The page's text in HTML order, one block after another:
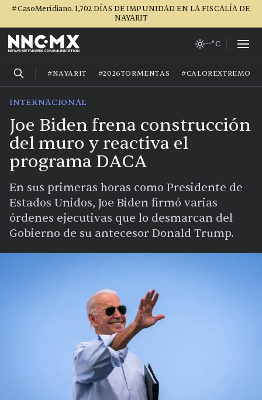
#CasoMeridiano. 1,702 DÍAS DE IMPUNIDAD EN LA FISCALÍA DE
NAYARIT
--°C
#NAYARIT #2026TORMENTAS #CALOREXTREMO
INTERNACIONAL
Joe Biden frena construcción
del muro y reactiva el
programa DACA
En sus primeras horas como Presidente de
Estados Unidos, Joe Biden firmó varias
órdenes ejecutivas que lo desmarcan del
Gobierno de su antecesor Donald Trump.